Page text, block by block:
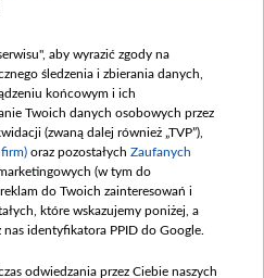
wewnętrznych
aby wyrazić zgody na
śledzenia i zbierania danych,
końcowym i ich
Twoich danych osobowych przez
(zwaną dalej również „TVP”),
oraz pozostałych Zaufanych
(w tym do
do Twoich zainteresowań i
które wskazujemy poniżej, a
identyfikatora PPID do Google.
odwiedzania przez Ciebie naszych